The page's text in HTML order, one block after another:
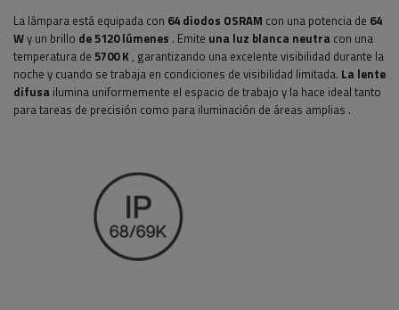
La lámpara está equipada con 64 diodos OSRAM con una potencia de 64
Wy un brillo de 5120 lúmenes . Emite una luz blanca neutra con una
temperatura de 5700 K, garantizando una excelente visibilidad durante la
noche y cuando se trabaja en condiciones de visibilidad limitada. La lente
difusa ilumina uniformemente el espacio de trabajo y la hace ideal tanto
paratareas de precisión como para iluminación de áreas amplias .